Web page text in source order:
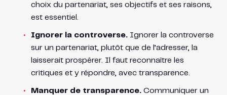
choix du partenariat, ses objectifs et ses raisons,
est essentiel.
Ignorer la controverse.Ignorer la controverse
sur un partenariat, plutôt que de l’adresser, la
laisserait prospérer. Il faut reconnaître les
critiques et y répondre, avec transparence.
Manquer de transparence.Communiquer un